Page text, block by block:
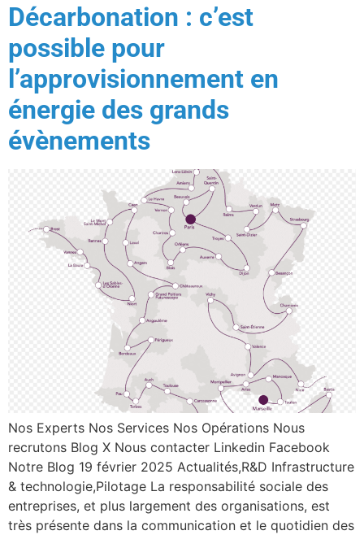
Décarbonation : c’est
possible pour
l’approvisionnement en
énergie des grands
évènements
Nos Experts Nos Services Nos Opérations Nous
recrutons Blog X Nous contacter Linkedin Facebook
Notre Blog 19 février 2025 Actualités,R&D Infrastructure
& technologie,Pilotage La responsabilité sociale des
entreprises, et plus largement des organisations, est
très présente dans la communication et le quotidien des